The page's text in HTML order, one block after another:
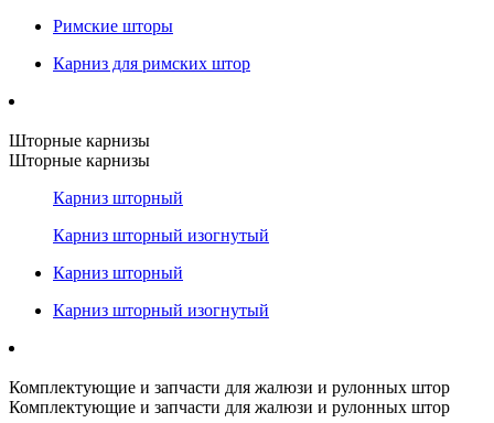
Римские шторы
Карниз для римских штор
Шторные карнизы
Шторные карнизы
Карниз шторный
Карниз шторный изогнутый
Карниз шторный
Карниз шторный изогнутый
Комплектующие и запчасти для жалюзи и рулонных штор
Комплектующие и запчасти для жалюзи и рулонных штор